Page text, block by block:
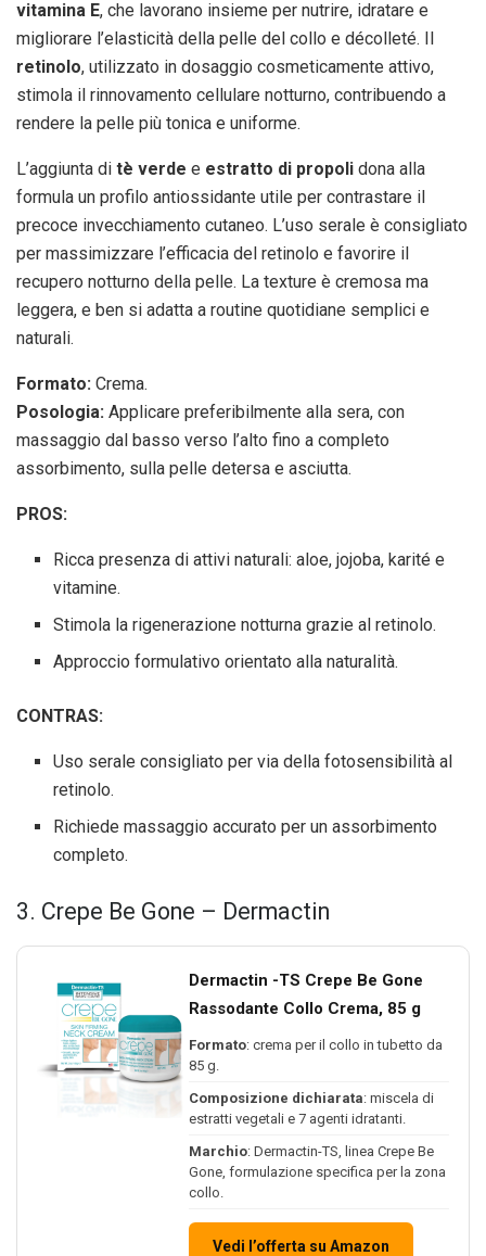
vitamina E, che lavorano insieme per nutrire, idratare e
migliorare l’elasticità della pelle del collo e décolleté. Il
retinolo, utilizzato in dosaggio cosmeticamente attivo,
stimola il rinnovamento cellulare notturno, contribuendo a
rendere la pelle più tonica e uniforme.
L’aggiunta di tè verde e estratto di propoli dona alla
formula un profilo antiossidante utile per contrastare il
precoce invecchiamento cutaneo. L’uso serale è consigliato
per massimizzare l’efficacia del retinolo e favorire il
recupero notturno della pelle. La texture è cremosa ma
leggera, e ben si adatta a routine quotidiane semplici e
naturali.
Formato: Crema.
Posologia: Applicare preferibilmente alla sera, con
massaggio dal basso verso l’alto fino a completo
assorbimento, sulla pelle detersa e asciutta.
PROS:
Ricca presenza di attivi naturali: aloe, jojoba, karité e
vitamine.
Stimola la rigenerazione notturna grazie al retinolo.
Approccio formulativo orientato alla naturalità.
CONTRAS:
Uso serale consigliato per via della fotosensibilità al
retinolo.
Richiede massaggio accurato per un assorbimento
completo.
3. Crepe Be Gone – Dermactin
Dermactin -TS Crepe Be Gone
Rassodante Collo Crema, 85 g
Formato: crema per il collo in tubetto da
85 g.
Composizione dichiarata: miscela di
estratti vegetali e 7 agenti idratanti.
Marchio: Dermactin-TS, linea Crepe Be
Gone, formulazione specifica per la zona
collo.
Vedi l’offerta su Amazon